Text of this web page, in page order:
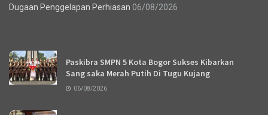
Dugaan Penggelapan Perhiasan 06/08/2026
Paskibra SMPN 5 Kota Bogor Sukses Kibarkan
Sang saka Merah Putih Di Tugu Kujang
06/08/2026